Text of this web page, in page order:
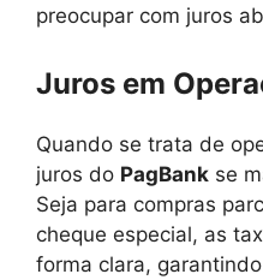
preocupar com juros
Juros em
Quando se trata de
juros do PagBank se
Seja para compras
cheque especial, as
forma clara,